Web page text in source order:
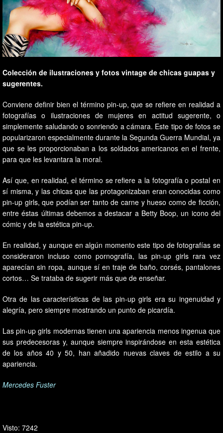
Colección de ilustraciones y fotos vintage de chicas guapas y
sugerentes.
Conviene definir bien el término pin-up, que se refiere en realidad a
fotografías o ilustraciones de mujeres en actitud sugerente, o
simplemente saludando o sonriendo a cámara. Este tipo de fotos se
popularizaron especialmente durante la Segunda Guerra Mundial, ya
que se les proporcionaban a los soldados americanos en el frente,
para que les levantara la moral.
Así que, en realidad, el término se refiere a la fotografía o postal en
sí misma, y las chicas que las protagonizaban eran conocidas como
pin-up girls, que podían ser tanto de carne y hueso como de ficción,
entre éstas últimas debemos a destacar a Betty Boop, un icono del
cómic y de la estética pin-up.
En realidad, y aunque en algún momento este tipo de fotografías se
consideraron incluso como pornografía, las pin-up girls rara vez
aparecían sin ropa, aunque sí en traje de baño, corsés, pantalones
cortos… Se trataba de sugerir más que de enseñar.
Otra de las características de las pin-up girls era su ingenuidad y
alegría, pero siempre mostrando un punto de picardía.
Las pin-up girls modernas tienen una apariencia menos ingenua que
sus predecesoras y, aunque siempre inspirándose en esta estética
de los años 40 y 50, han añadido nuevas claves de estilo a su
apariencia.
Mercedes Fuster
Visto: 7242